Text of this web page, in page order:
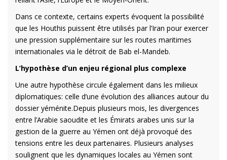
Dans ce contexte, certains experts évoquent la possibilité
que les Houthis puissent être utilisés par l’Iran pour exercer
une pression supplémentaire sur les routes maritimes
internationales via le détroit de Bab el-Mandeb.
L’hypothèse d’un enjeu régional plus complexe
Une autre hypothèse circule également dans les milieux
diplomatiques: celle d’une évolution des alliances autour du
dossier yéménite.Depuis plusieurs mois, les divergences
entre l’Arabie saoudite et les Émirats arabes unis sur la
gestion de la guerre au Yémen ont déjà provoqué des
tensions entre les deux partenaires. Plusieurs analyses
soulignent que les dynamiques locales au Yémen sont